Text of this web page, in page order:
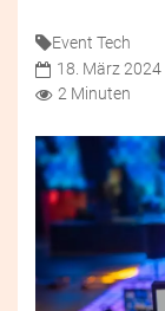
Event Tech
18. März 2024
2 Minuten